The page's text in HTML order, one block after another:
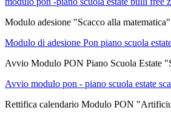
Modulo adesione "Scacco alla matematica"
Modulo di adesione Pon piano scuola
Avvio Modulo PON Piano Scuola Estate
Avvio modulo pon - piano scuola estate
Rettifica calendario Modulo PON